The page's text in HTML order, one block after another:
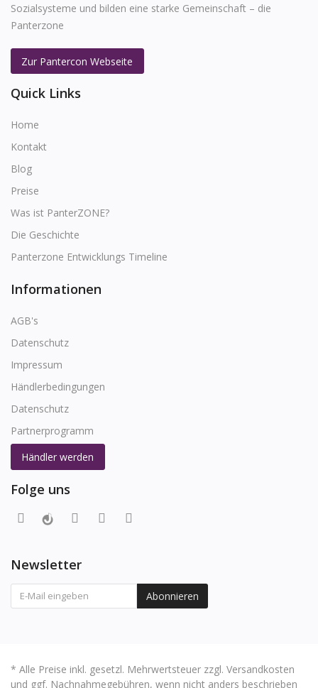
Sozialsysteme und bilden eine starke Gemeinschaft – die
Panterzone
Zur Pantercon Webseite
Quick Links
Home
Kontakt
Blog
Preise
Was ist PanterZONE?
Die Geschichte
Panterzone Entwicklungs Timeline
Informationen
AGB's
Datenschutz
Impressum
Händlerbedingungen
Datenschutz
Partnerprogramm
Händler werden
Folge uns
Newsletter
Abonnieren
* Alle Preise inkl. gesetzl. Mehrwertsteuer zzgl. Versandkosten
und ggf. Nachnahmegebühren, wenn nicht anders beschrieben